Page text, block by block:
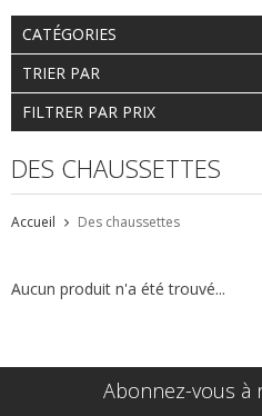
CATÉGORIES
TRIER PAR
FILTRER PAR PRIX
DES CHAUSSETTES
Accueil Des chaussettes
Aucun produit n'a été trouvé...
Abonnez-vous à